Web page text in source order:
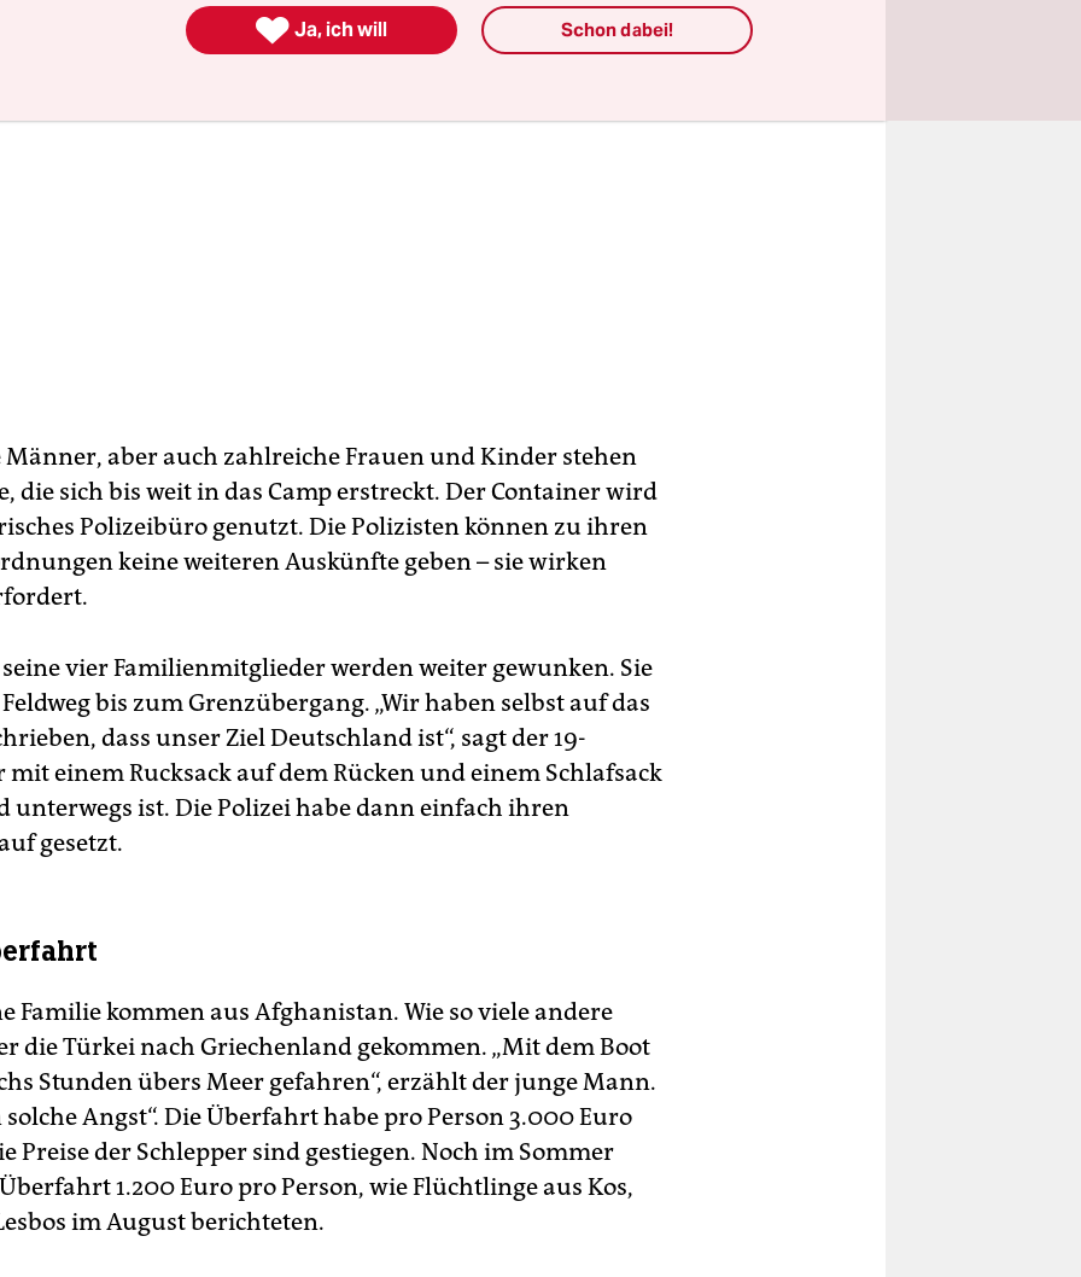
Männer, aber auch zahlreiche Frauen und Kinder stehen
die sich bis weit in das Camp erstreckt. Der Container wird
Polizeibüro genutzt. Die Polizisten können zu ihren
keine weiteren Auskünfte geben – sie wirken
vier Familienmitglieder werden weiter gewunken. Sie
bis zum Grenzübergang. „Wir haben selbst auf das
dass unser Ziel Deutschland ist“, sagt der 19-
mit einem Rucksack auf dem Rücken und einem Schlafsack
unterwegs ist. Die Polizei habe dann einfach ihren
gesetzt.
Familie kommen aus Afghanistan. Wie so viele andere
die Türkei nach Griechenland gekommen. „Mit dem Boot
Stunden übers Meer gefahren“, erzählt der junge Mann.
solche Angst“. Die Überfahrt habe pro Person 3.000 Euro
Preise der Schlepper sind gestiegen. Noch im Sommer
1.200 Euro pro Person, wie Flüchtlinge aus Kos,
im August berichteten.
 Ja, ich will Schon dabei!